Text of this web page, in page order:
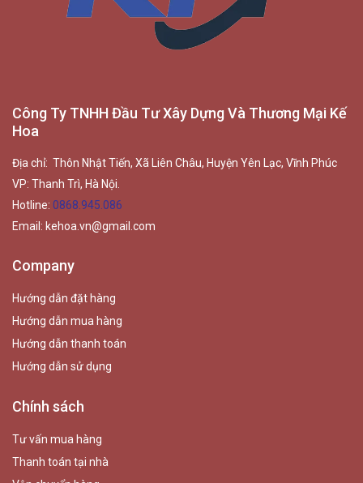
Công Ty TNHH Đầu Tư Xây Dựng Và Thương Mại Kế
Hoa
Địa chỉ: Thôn Nhật Tiến, Xã Liên Châu, Huyện Yên Lạc, Vĩnh Phúc
VP: Thanh Trì, Hà Nội.
Hotline: 0868.945.086
Email: kehoa.vn@gmail.com
Company
Hướng dẫn đặt hàng
Hướng dẫn mua hàng
Hướng dẫn thanh toán
Hướng dẫn sử dụng
Chính sách
Tư vấn mua hàng
Thanh toán tại nhà